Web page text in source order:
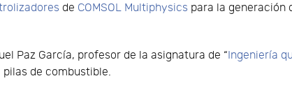
de COMSOL Multiphysics para la generación
Paz García, profesor de la asignatura de “Ingeniería
de combustible.